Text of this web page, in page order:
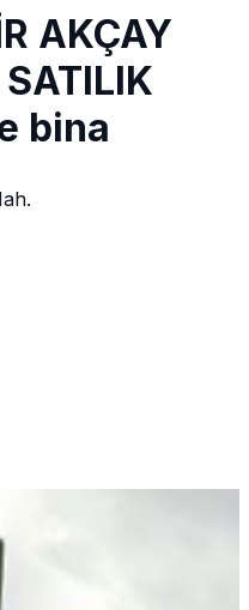
AKÇAY
bina